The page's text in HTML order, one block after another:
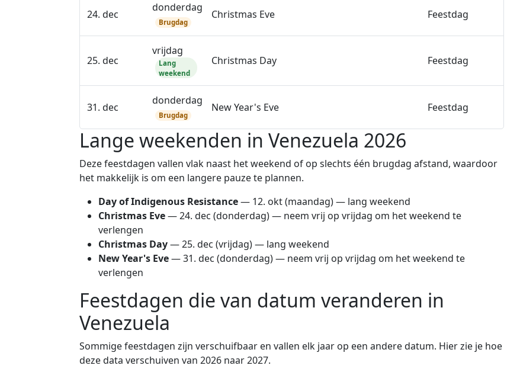
24. dec
donderdag
Brugdag
Christmas Eve Feestdag
25. dec
vrijdag
Lang
weekend
Christmas Day Feestdag
31. dec
donderdag
Brugdag
New Year's Eve Feestdag
Lange weekenden in Venezuela 2026
Deze feestdagen vallen vlak naast het weekend of op slechts één brugdag afstand, waardoor
het makkelijk is om een langere pauze te plannen.
Day of Indigenous Resistance— 12. okt(maandag) — lang weekend
Christmas Eve—24. dec (donderdag) — neem vrij op vrijdag om het weekend te
verlengen
Christmas Day—25. dec (vrijdag) — lang weekend
New Year's Eve—31. dec (donderdag) — neem vrij op vrijdag om het weekend te
verlengen
Feestdagen die van datum veranderen in
Venezuela
Sommige feestdagen zijn verschuifbaar en vallen elk jaar op een andere datum. Hier zie je hoe
deze data verschuiven van 2026 naar 2027.